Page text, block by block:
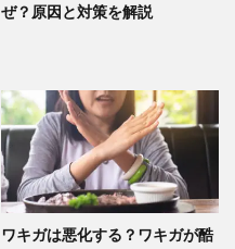
ぜ？原因と対策を解説
ワキガは悪化する？ワキガが酷